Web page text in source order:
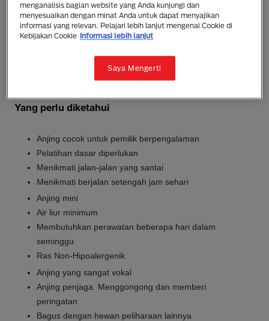
Chihuahua berambut panjang dengan tubuh yang
pendek. Ciri lainnya yaitu memiliki rambut datar atau
sedikit bergelombang dengan berbagai warna dari
Coat) dewasa berukuran 15-23cm dan berat antara
Yang perlu diketahui
Anjing cocok untuk pemilik berpengalaman
Pelatihan dasar diperlukan
Menikmati jalan-jalan yang santai
Menikmati berjalan setengah jam sehari
Anjing mini
Air liur minimum
Membutuhkan perawatan beberapa hari dalam
seminggu
Ras Non-Hipoalergenik
Anjing yang sangat vokal
Anjing penjaga. Menggongong dan memberi
peringatan
Bagus dengan hewan peliharaan lainnya
menganalisis bagian website yang Anda kunjungi dan
menyesuaikan dengan minat Anda untuk dapat menyajikan
informasi yang relevan. Pelajari lebih lanjut mengenai Cookie di
Kebijakan Cookie
Informasi lebih lanjut
Saya Mengerti